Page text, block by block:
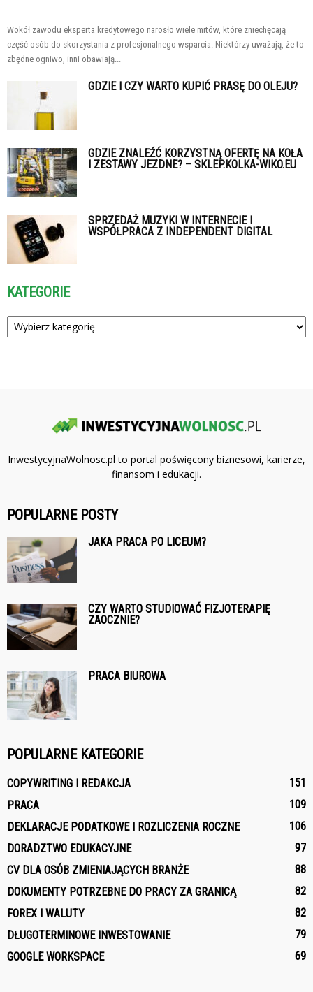
Wokół zawodu eksperta kredytowego narosło wiele mitów, które zniechęcają
część osób do skorzystania z profesjonalnego wsparcia. Niektórzy uważają, że to
zbędne ogniwo, inni obawiają...
GDZIE I CZY WARTO KUPIĆ PRASĘ DO OLEJU?
GDZIE ZNALEŹĆ KORZYSTNĄ OFERTĘ NA KOŁA
I ZESTAWY JEZDNE? – SKLEP.KOLKA-WIKO.EU
SPRZEDAŻ MUZYKI W INTERNECIE I
WSPÓŁPRACA Z INDEPENDENT DIGITAL
KATEGORIE
Kategorie
InwestycyjnaWolnosc.pl to portal poświęcony biznesowi, karierze,
finansom i edukacji.
POPULARNE POSTY
JAKA PRACA PO LICEUM?
CZY WARTO STUDIOWAĆ FIZJOTERAPIĘ
ZAOCZNIE?
PRACA BIUROWA
POPULARNE KATEGORIE
COPYWRITING I REDAKCJA
151
PRACA
109
DEKLARACJE PODATKOWE I ROZLICZENIA ROCZNE
106
DORADZTWO EDUKACYJNE
97
CV DLA OSÓB ZMIENIAJĄCYCH BRANŻE
88
DOKUMENTY POTRZEBNE DO PRACY ZA GRANICĄ
82
FOREX I WALUTY
82
DŁUGOTERMINOWE INWESTOWANIE
79
GOOGLE WORKSPACE
69